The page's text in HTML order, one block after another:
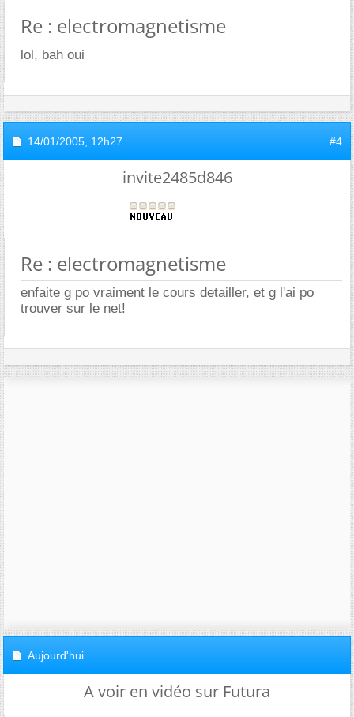
Re : electromagnetisme
lol, bah oui
14/01/2005, 12h27 #4
invite2485d846
Re : electromagnetisme
enfaite g po vraiment le cours detailler, et g l'ai po
trouver sur le net!
Aujourd'hui
A voir en vidéo sur Futura